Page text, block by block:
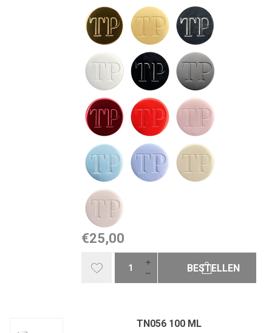
€25,00
BESTELLEN
TN056 100 ML